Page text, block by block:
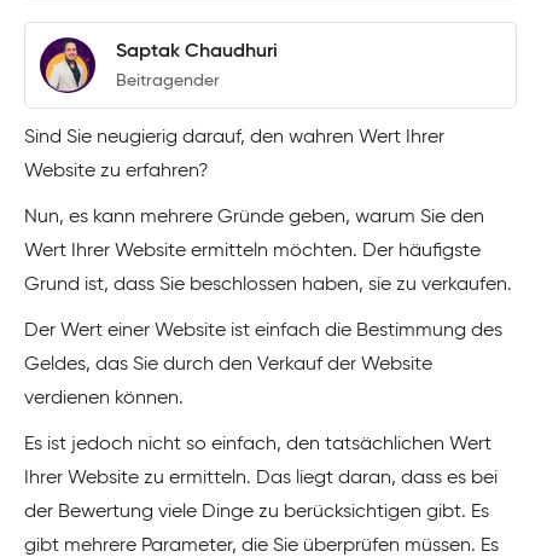
Saptak Chaudhuri
Beitragender
Sind Sie neugierig darauf, den wahren Wert Ihrer
Website zu erfahren?
Nun, es kann mehrere Gründe geben, warum Sie den
Wert Ihrer Website ermitteln möchten. Der häufigste
Grund ist, dass Sie beschlossen haben, sie zu verkaufen.
Der Wert einer Website ist einfach die Bestimmung des
Geldes, das Sie durch den Verkauf der Website
verdienen können.
Es ist jedoch nicht so einfach, den tatsächlichen Wert
Ihrer Website zu ermitteln. Das liegt daran, dass es bei
der Bewertung viele Dinge zu berücksichtigen gibt. Es
gibt mehrere Parameter, die Sie überprüfen müssen. Es